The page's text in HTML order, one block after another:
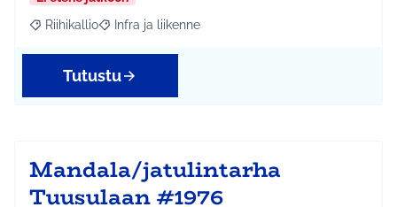
Rajaa tulokset aihepiirin mukaan: Riihikallio
Riihikallio Rajaa tulokset teeman mukaan: Infra ja liikenne
Infra ja liikenne
Tutustu
Mandala/jatulintarha
Tuusulaan #1976